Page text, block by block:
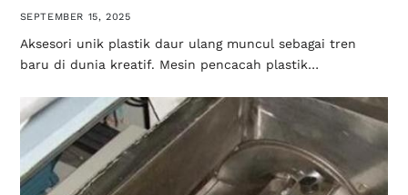
SEPTEMBER 15, 2025
Aksesori unik plastik daur ulang muncul sebagai tren
baru di dunia kreatif. Mesin pencacah plastik…